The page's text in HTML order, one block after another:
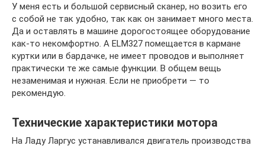
У меня есть и большой сервисный сканер, но возить его
с собой не так удобно, так как он занимает много места.
Да и оставлять в машине дорогостоящее оборудование
как-то некомфортно. А ELM327 помещается в кармане
куртки или в бардачке, не имеет проводов и выполняет
практически те же самые функции. В общем вещь
незаменимая и нужная. Если не приобрети — то
рекомендую.
Технические характеристики мотора
На Ладу Ларгус устанавливался двигатель производства